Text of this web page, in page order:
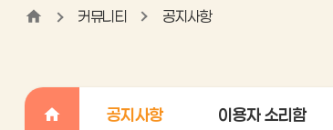
커뮤니티 공지사항
공지사항 이용자 소리함